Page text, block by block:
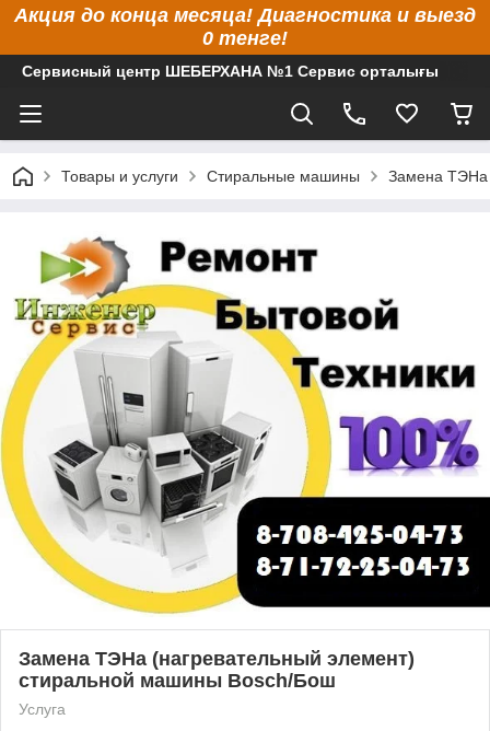
Акция до конца месяца! Диагностика и выезд
0 тенге!
Сервисный центр ШЕБЕРХАНА №1 Сервис орталығы
Товары и услуги Стиральные машины Замена ТЭНа
Замена ТЭНа (нагревательный элемент)
стиральной машины Bosch/Бош
Услуга